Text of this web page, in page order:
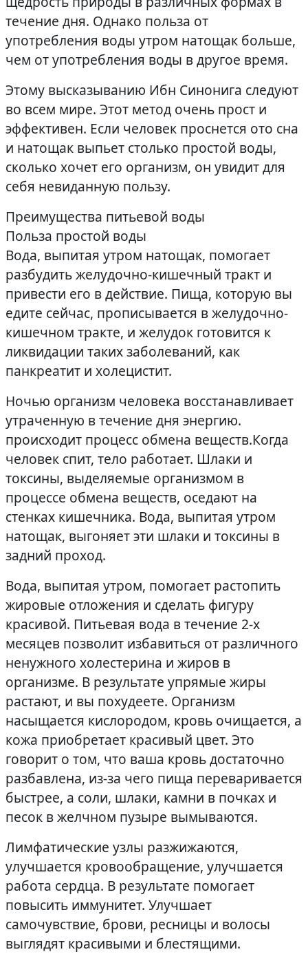
течение дня. Однако польза от
употребления воды утром натощак больше,
чем от употребления воды в другое время.
Этому высказыванию Ибн Синонига следуют
во всем мире. Этот метод очень прост и
эффективен. Если человек проснется ото сна
и натощак выпьет столько простой воды,
сколько хочет его организм, он увидит для
себя невиданную пользу.
Преимущества питьевой воды
Польза простой воды
Вода, выпитая утром натощак, помогает
разбудить желудочно-кишечный тракт и
привести его в действие. Пища, которую вы
едите сейчас, прописывается в желудочно-
кишечном тракте, и желудок готовится к
ликвидации таких заболеваний, как
панкреатит и холецистит.
Ночью организм человека восстанавливает
утраченную в течение дня энергию.
происходит процесс обмена веществ.Когда
человек спит, тело работает. Шлаки и
токсины, выделяемые организмом в
процессе обмена веществ, оседают на
стенках кишечника. Вода, выпитая утром
натощак, выгоняет эти шлаки и токсины в
задний проход.
Вода, выпитая утром, помогает растопить
жировые отложения и сделать фигуру
красивой. Питьевая вода в течение 2-х
месяцев позволит избавиться от различного
ненужного холестерина и жиров в
организме. В результате упрямые жиры
растают, и вы похудеете. Организм
насыщается кислородом, кровь очищается, а
кожа приобретает красивый цвет. Это
говорит о том, что ваша кровь достаточно
разбавлена, из-за чего пища переваривается
быстрее, а соли, шлаки, камни в почках и
песок в желчном пузыре вымываются.
Лимфатические узлы разжижаются,
улучшается кровообращение, улучшается
работа сердца. В результате помогает
повысить иммунитет. Улучшает
самочувствие, брови, ресницы и волосы
выглядят красивыми и блестящими.